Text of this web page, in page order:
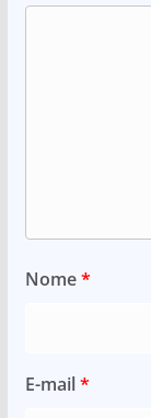
Nome*
E-mail*